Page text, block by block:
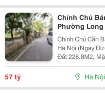
Chính Chủ
Phường Long
Đường Ô Tô
Chính Chủ Cần
Hà Nội (Ngay
Đất 228.8M2,
Nam - Trên Đất
228.8M2, Đất
57 tỷ Hà Nội